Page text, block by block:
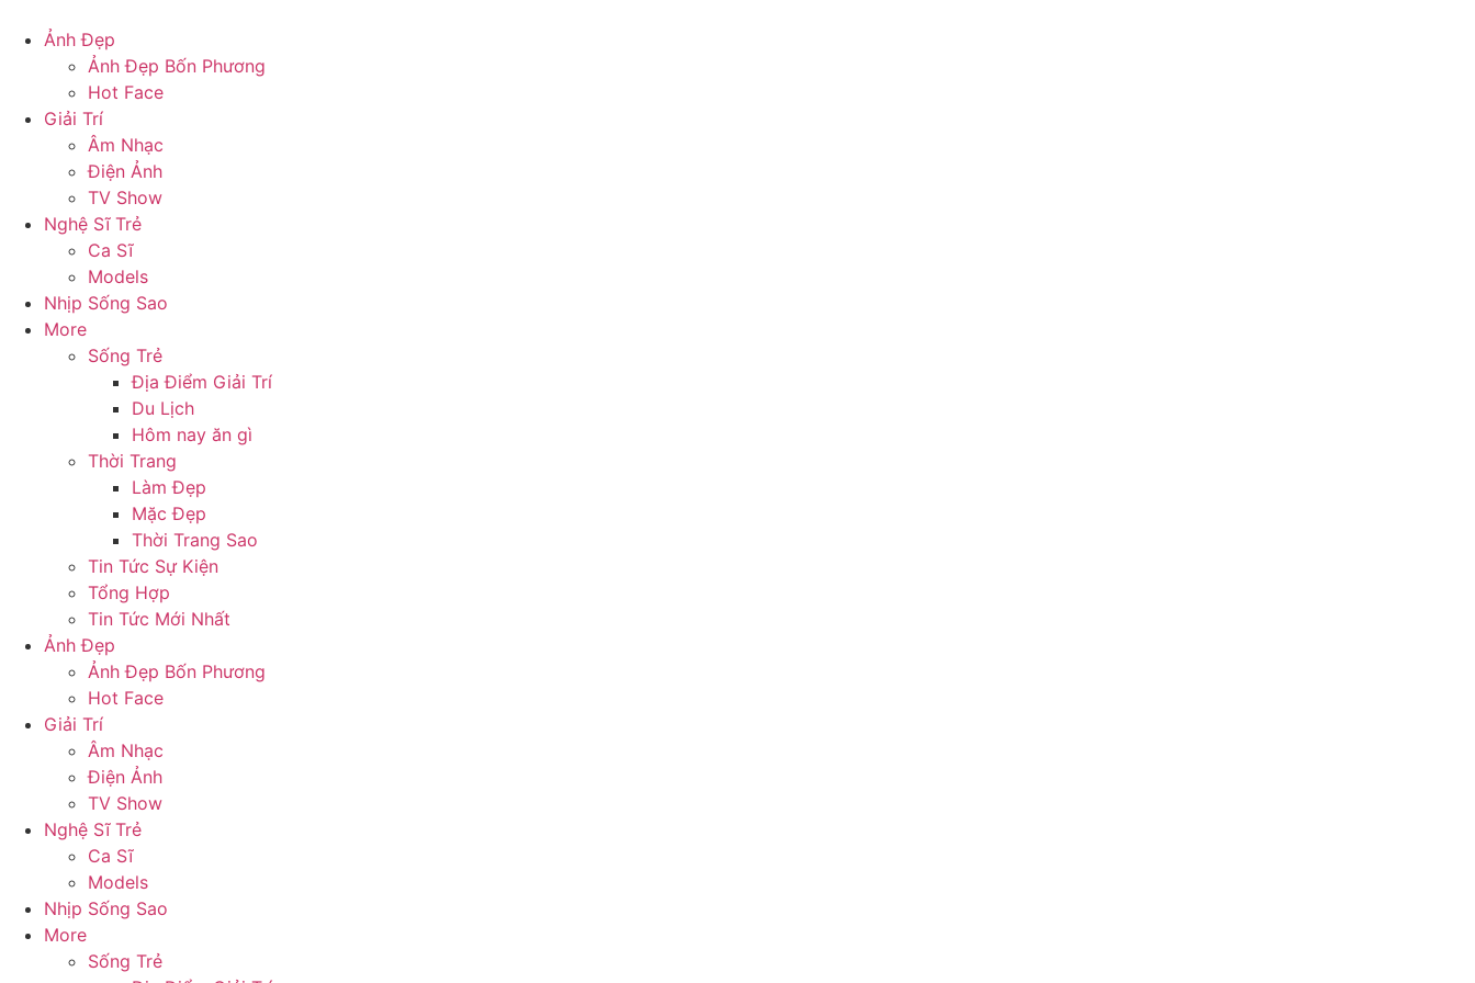
Ảnh Đẹp
Ảnh Đẹp Bốn Phương
Hot Face
Giải Trí
Âm Nhạc
Điện Ảnh
TV Show
Nghệ Sĩ Trẻ
Ca Sĩ
Models
Nhịp Sống Sao
More
Sống Trẻ
Địa Điểm Giải Trí
Du Lịch
Hôm nay ăn gì
Thời Trang
Làm Đẹp
Mặc Đẹp
Thời Trang Sao
Tin Tức Sự Kiện
Tổng Hợp
Tin Tức Mới Nhất
Ảnh Đẹp
Ảnh Đẹp Bốn Phương
Hot Face
Giải Trí
Âm Nhạc
Điện Ảnh
TV Show
Nghệ Sĩ Trẻ
Ca Sĩ
Models
Nhịp Sống Sao
More
Sống Trẻ